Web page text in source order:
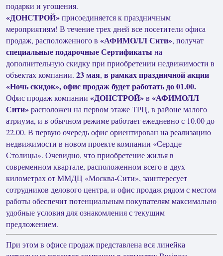
подарки и угощения.
«ДОНСТРОЙ»присоединяется к праздничным
мероприятиям! В течение трех дней все посетители офиса
продаж, расположенного в «АФИМОЛЛ Сити», получат
специальные подарочные Сертификаты на
дополнительную скидку при приобретении недвижимости в
объектах компании. 23 мая, в рамках праздничной акции
«Ночь скидок», офис продаж будет работать до 01.00.
Офис продаж компании «ДОНСТРОЙ»в «АФИМОЛЛ
Сити»расположен на первом этаже ТРЦ, в районе малого
атриума, и в обычном режиме работает ежедневно с 10.00 до
22.00. В первую очередь офис ориентирован на реализацию
недвижимости в новом проекте компании «Сердце
Столицы». Очевидно, что приобретение жилья в
современном квартале, расположенном всего в двух
километрах от ММДЦ «Москва-Сити», заинтересует
сотрудников делового центра, и офис продаж рядом с местом
работы обеспечит потенциальным покупателям максимально
удобные условия для ознакомления с текущим
предложением.
При этом в офисе продаж представлена вся линейка